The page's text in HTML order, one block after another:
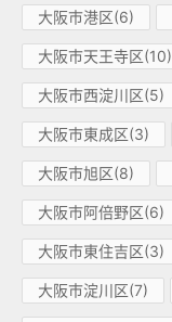
大阪市港区(6)
大阪市天王寺区(10)
大阪市西淀川区(5)
大阪市東成区(3)
大阪市旭区(8)
大阪市阿倍野区(6)
大阪市東住吉区(3)
大阪市淀川区(7)